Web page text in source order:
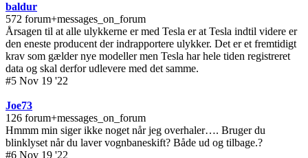
baldur
572 forum+messages_on_forum
Årsagen til at alle ulykkerne er med Tesla er at Tesla indtil videre er
den eneste producent der indrapportere ulykker. Det er et fremtidigt
krav som gælder nye modeller men Tesla har hele tiden registreret
data og skal derfor udlevere med det samme.
#5 Nov 19 '22
Joe73
126 forum+messages_on_forum
Hmmm min siger ikke noget når jeg overhaler…. Bruger du
blinklyset når du laver vognbaneskift? Både ud og tilbage.?
#6 Nov 19 '22